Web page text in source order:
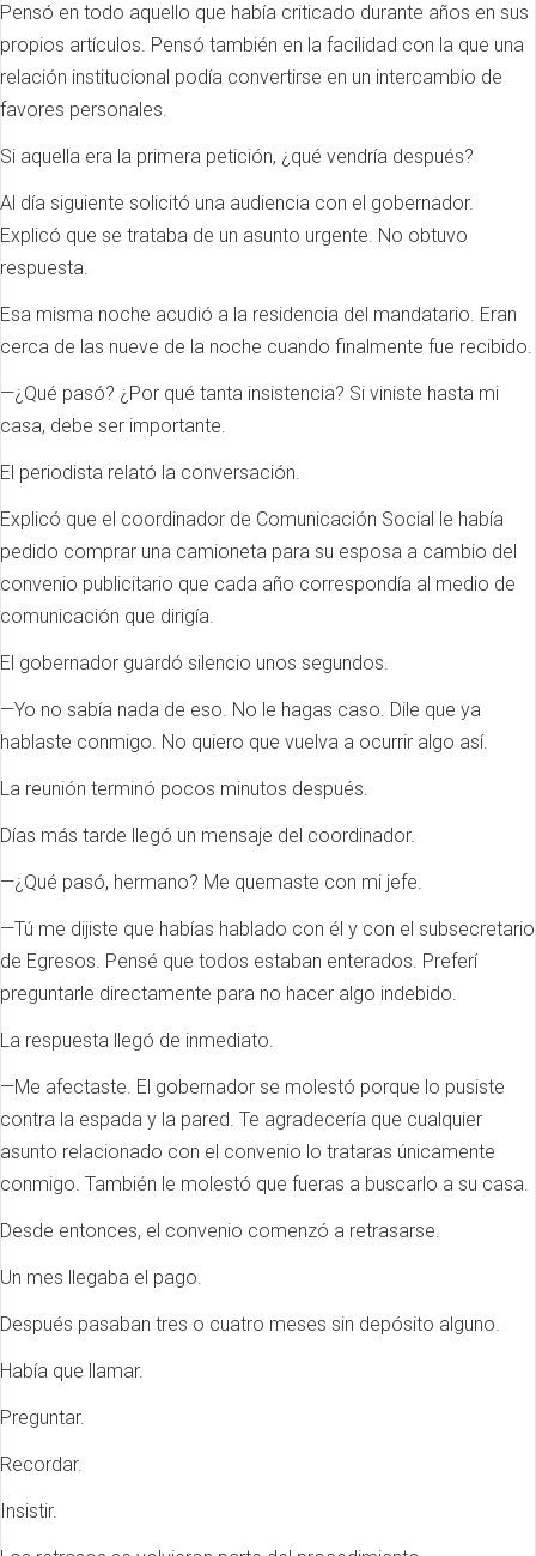
Pensó en todo aquello que había criticado durante años en sus
propios artículos. Pensó también en la facilidad con la que una
relación institucional podía convertirse en un intercambio de
favores personales.
Si aquella era la primera petición, ¿qué vendría después?
Al día siguiente solicitó una audiencia con el gobernador.
Explicó que se trataba de un asunto urgente. No obtuvo
respuesta.
Esa misma noche acudió a la residencia del mandatario. Eran
cerca de las nueve de la noche cuando finalmente fue recibido.
—¿Qué pasó? ¿Por qué tanta insistencia? Si viniste hasta mi
casa, debe ser importante.
El periodista relató la conversación.
Explicó que el coordinador de Comunicación Social le había
pedido comprar una camioneta para su esposa a cambio del
convenio publicitario que cada año correspondía al medio de
comunicación que dirigía.
El gobernador guardó silencio unos segundos.
—Yo no sabía nada de eso. No le hagas caso. Dile que ya
hablaste conmigo. No quiero que vuelva a ocurrir algo así.
La reunión terminó pocos minutos después.
Días más tarde llegó un mensaje del coordinador.
—¿Qué pasó, hermano? Me quemaste con mi jefe.
—Tú me dijiste que habías hablado con él y con el subsecretario
de Egresos. Pensé que todos estaban enterados. Preferí
preguntarle directamente para no hacer algo indebido.
La respuesta llegó de inmediato.
—Me afectaste. El gobernador se molestó porque lo pusiste
contra la espada y la pared. Te agradecería que cualquier
asunto relacionado con el convenio lo trataras únicamente
conmigo. También le molestó que fueras a buscarlo a su casa.
Desde entonces, el convenio comenzó a retrasarse.
Un mes llegaba el pago.
Después pasaban tres o cuatro meses sin depósito alguno.
Había que llamar.
Preguntar.
Recordar.
Insistir.